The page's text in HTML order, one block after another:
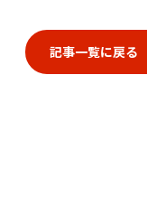
記事一覧に戻る